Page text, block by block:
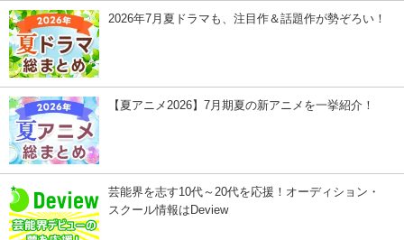
2026年7月夏ドラマも、注目作＆話題作が勢ぞろい！
【夏アニメ2026】7月期夏の新アニメを一挙紹介！
芸能界を志す10代～20代を応援！オーディション・
スクール情報はDeview